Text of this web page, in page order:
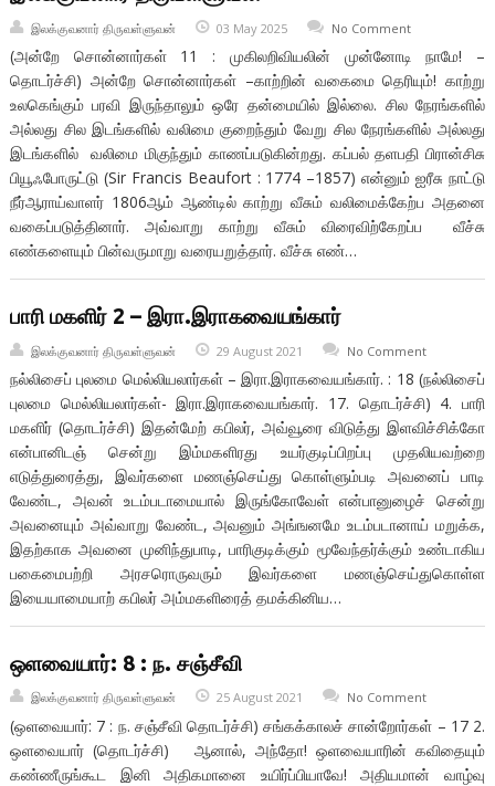
இலக்குவனார் திருவள்ளுவன் 03 May 2025 No Comment
(அன்றே சொன்னார்கள் 11 : முகிலறிவியலின் முன்னோடி நாமே! –
தொடர்ச்சி) அன்றே சொன்னார்கள் –காற்றின் வகைமை தெரியும்! காற்று
உலகெங்கும் பரவி இருந்தாலும் ஒரே தன்மையில் இல்லை. சில நேரங்களில்
அல்லது சில இடங்களில் வலிமை குறைந்தும் வேறு சில நேரங்களில் அல்லது
இடங்களில் வலிமை மிகுந்தும் காணப்படுகின்றது. கப்பல் தளபதி பிரான்சிசு
பியூஃபோருட்டு (Sir Francis Beaufort : 1774 –1857) என்னும் ஐரீசு நாட்டு
நீர்ஆராய்வாளர் 1806ஆம் ஆண்டில் காற்று வீசும் வலிமைக்கேற்ப அதனை
வகைப்படுத்தினார். அவ்வாறு காற்று வீசும் விரைவிற்கேறப்ப வீச்சு
எண்களையும் பின்வருமாறு வரையறுத்தார். வீச்சு எண்…
பாரி மகளிர் 2 – இரா.இராகவையங்கார்
இலக்குவனார் திருவள்ளுவன் 29 August 2021 No Comment
நல்லிசைப் புலமை மெல்லியலார்கள் – இரா.இராகவையங்கார். : 18 (நல்லிசைப்
புலமை மெல்லியலார்கள்- இரா.இராகவையங்கார். 17. தொடர்ச்சி) 4. பாரி
மகளிர் (தொடர்ச்சி) இதன்மேற் கபிலர், அவ்வூரை விடுத்து இளவிச்சிக்கோ
என்பானிடஞ் சென்று இம்மகளிரது உயர்குடிப்பிறப்பு முதலியவற்றை
எடுத்துரைத்து, இவர்களை மணஞ்செய்து கொள்ளும்படி அவனைப் பாடி
வேண்ட, அவன் உடம்படாமையால் இருங்கோவேள் என்பானுழைச் சென்று
அவனையும் அவ்வாறு வேண்ட, அவனும் அங்ஙனமே உடம்படானாய் மறுக்க,
இதற்காக அவனை முனிந்துபாடி, பாரிகுடிக்கும் மூவேந்தர்க்கும் உண்டாகிய
பகைமைபற்றி அரசரொருவரும் இவர்களை மணஞ்செய்துகொள்ள
இயையாமையாற் கபிலர் அம்மகளிரைத் தமக்கினிய…
ஒளவையார்: 8 : ந. சஞ்சீவி
இலக்குவனார் திருவள்ளுவன் 25 August 2021 No Comment
(ஒளவையார்: 7 : ந. சஞ்சீவி தொடர்ச்சி) சங்கக்காலச் சான்றோர்கள் – 17 2.
ஒளவையார் (தொடர்ச்சி) ஆனால், அந்தோ! ஒளவையாரின் கவிதையும்
கண்ணீருங்கூட இனி அதிகமானை உயிர்ப்பியாவே! அதியமான் வாழ்வு